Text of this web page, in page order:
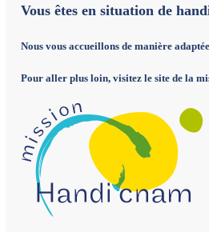
Vous êtes en situation de
Nous vous accueillons de manière
Pour aller plus loin, visitez le site de la